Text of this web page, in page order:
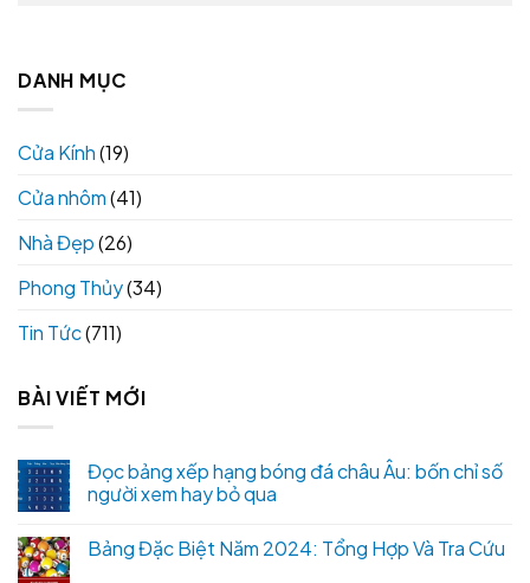
DANH MỤC
Cửa Kính(19)
Cửa nhôm(41)
Nhà Đẹp(26)
Phong Thủy(34)
Tin Tức(711)
BÀI VIẾT MỚI
Đọc bảng xếp hạng bóng đá châu Âu: bốn chỉ số
người xem hay bỏ qua
Bảng Đặc Biệt Năm 2024: Tổng Hợp Và Tra Cứu